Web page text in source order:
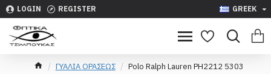
LOGIN REGISTER GREEK
ΓΥΑΛΙΑ ΟΡΑΣΕΩΣ Polo Ralph Lauren PH2212 5303